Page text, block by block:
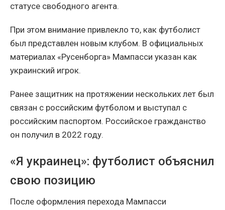
статусе свободного агента.
При этом внимание привлекло то, как футболист
был представлен новым клубом. В официальных
материалах «Русенборга» Мампасси указан как
украинский игрок.
Ранее защитник на протяжении нескольких лет был
связан с российским футболом и выступал с
российским паспортом. Российское гражданство
он получил в 2022 году.
«Я украинец»: футболист объяснил
свою позицию
После оформления перехода Мампасси